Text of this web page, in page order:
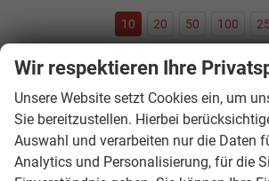
10 20 50 100
Seite:
Seiten:
Wir respektieren Ihre
Unsere Website setzt Cookies ein, um
Sie bereitzustellen. Hierbei
Auswahl und verarbeiten nur die Daten
Analytics und Personalisierung, für die